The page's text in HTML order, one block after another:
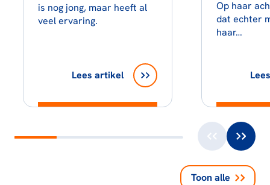
is nog jong, maar heeft al
veel ervaring.
Lees artikel
Op haar
dat echter
haar…
Toon alle